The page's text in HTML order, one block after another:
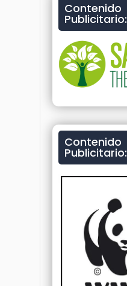
Contenido
Publicitario:
Contenido
Publicitario: